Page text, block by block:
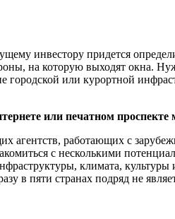
инвестору придется
на которую выходят окна.
или курортной
или печатном проспекте
агентств, работающих с
с несколькими
климата,
в пяти странах подряд не